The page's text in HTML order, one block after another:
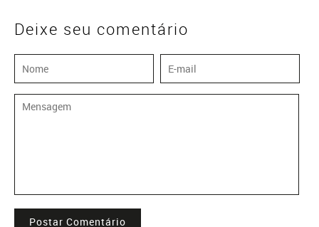
Deixe seu comentário
Postar Comentário